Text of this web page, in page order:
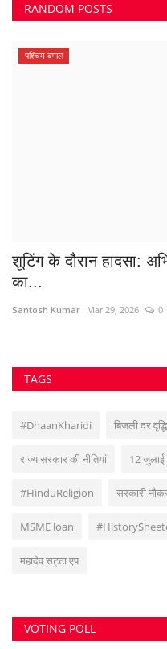
RANDOM POSTS
पाटन
बर्थडे पार्टी के बाद पाटन
Suvankar Roy
TAGS
#DhaanKharidi बिजली दर वृद्धि
राज्य सरकार की नीतियां 12
#HinduReligion सरकारी
MSME loan
महादेव सट्टा एप
VOTING POLL